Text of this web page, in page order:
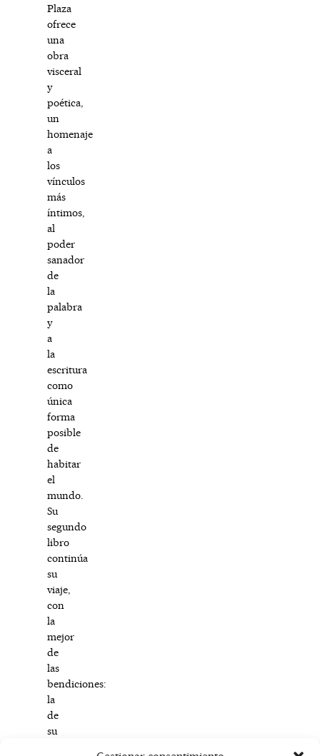
Plaza
ofrece
una
obra
visceral
y
poética,
un
homenaje
a
los
vínculos
más
íntimos,
al
poder
sanador
de
la
palabra
y
a
la
escritura
como
única
forma
posible
de
habitar
el
mundo.
Su
segundo
libro
continúa
su
viaje,
con
la
mejor
de
las
bendiciones:
la
de
su